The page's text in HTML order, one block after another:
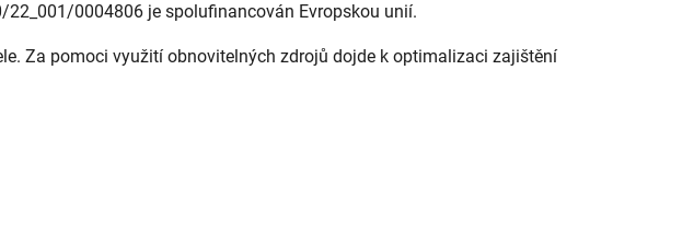
22_001/0004806 je spolufinancován Evropskou unií.
Za pomoci využití obnovitelných zdrojů dojde k optimalizaci zajištění